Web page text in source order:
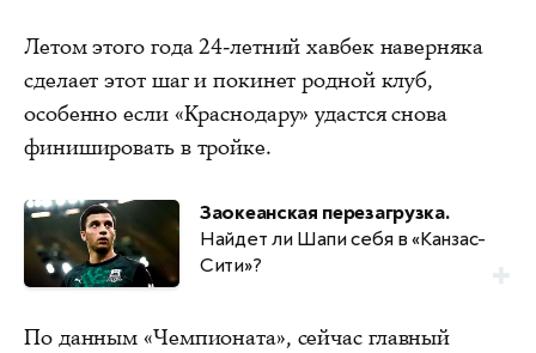
Летом этого года 24-летний хавбек наверняка
сделает этот шаг и покинет родной клуб,
особенно если «Краснодару» удастся снова
финишировать в тройке.
Заокеанская перезагрузка.
Найдет ли Шапи себя в «Канзас-
Сити»?
По данным «Чемпионата», сейчас главный